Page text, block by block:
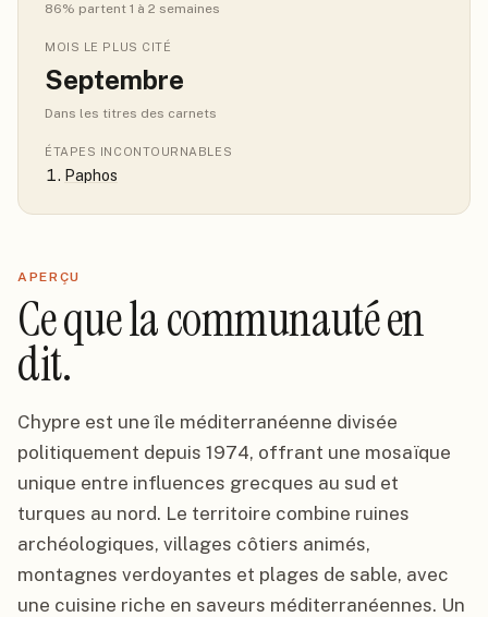
86% partent 1 à 2 semaines
MOIS LE PLUS CITÉ
Septembre
Dans les titres des carnets
ÉTAPES INCONTOURNABLES
Paphos
APERÇU
Ce que la communauté en
dit.
Chypre est une île méditerranéenne divisée
politiquement depuis 1974, offrant une mosaïque
unique entre influences grecques au sud et
turques au nord. Le territoire combine ruines
archéologiques, villages côtiers animés,
montagnes verdoyantes et plages de sable, avec
une cuisine riche en saveurs méditerranéennes. Un